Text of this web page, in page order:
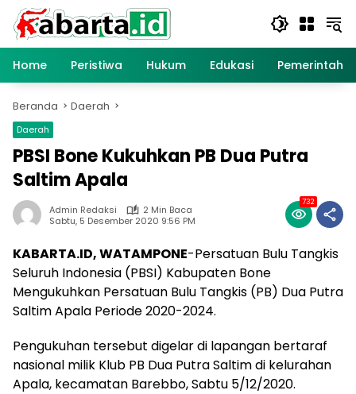
Langsung
konten
Home
Peristiwa Hukum Edukasi
Beranda Daerah
Daerah
PBSI Bone Kukuhkan PB Dua Putra
Saltim Apala
Admin Redaksi
2 Min Baca
Sabtu, 5 Desember 2020 9:56 PM
732
KABARTA.ID, WATAMPONE-Persatuan Bulu Tangkis
Seluruh Indonesia (PBSI) Kabupaten Bone
Mengukuhkan Persatuan Bulu Tangkis (PB) Dua Putra
Saltim Apala Periode 2020-2024.
Pengukuhan tersebut digelar di lapangan bertaraf
nasional milik Klub PB Dua Putra Saltim di kelurahan
Apala, kecamatan Barebbo, Sabtu 5/12/2020.